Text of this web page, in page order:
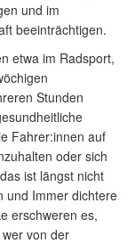
und im
beeinträchtigen.
etwa im Radsport,
Stunden
Fahrer:innen auf
oder sich
ist längst nicht
und Immer dichtere
erschweren es,
von der